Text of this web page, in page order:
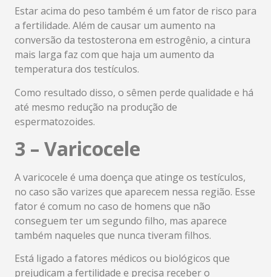
Estar acima do peso também é um fator de risco para
a fertilidade. Além de causar um aumento na
conversão da testosterona em estrogênio, a cintura
mais larga faz com que haja um aumento da
temperatura dos testículos.
Como resultado disso, o sêmen perde qualidade e há
até mesmo redução na produção de
espermatozoides.
3 – Varicocele
A varicocele é uma doença que atinge os testículos,
no caso são varizes que aparecem nessa região. Esse
fator é comum no caso de homens que não
conseguem ter um segundo filho, mas aparece
também naqueles que nunca tiveram filhos.
Está ligado a fatores médicos ou biológicos que
prejudicam a fertilidade e precisa receber o